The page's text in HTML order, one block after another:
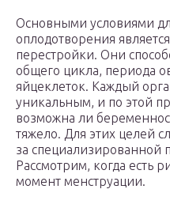
Основными условиями
оплодотворения
перестройки. Они
общего цикла, периода
яйцеклеток. Каждый
уникальным, и по этой
возможна ли
тяжело. Для этих целей
за специализированной
Рассмотрим, когда есть
момент менструации.